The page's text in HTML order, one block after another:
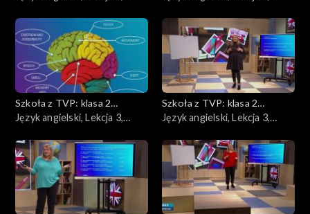
Szkoła z TVP: klasa 2
ponadpodstawowa
Język angielski, Lekcja 3,
Szkoła z TVP: klasa 2
ponadpodstawowa
Język angielski, Lekcja 3,